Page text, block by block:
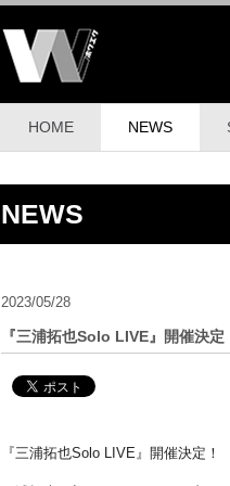
HOME NEWS
NEWS
2023/05/28
『三浦拓也Solo LIVE』開催決定
『三浦拓也Solo LIVE』開催決定！